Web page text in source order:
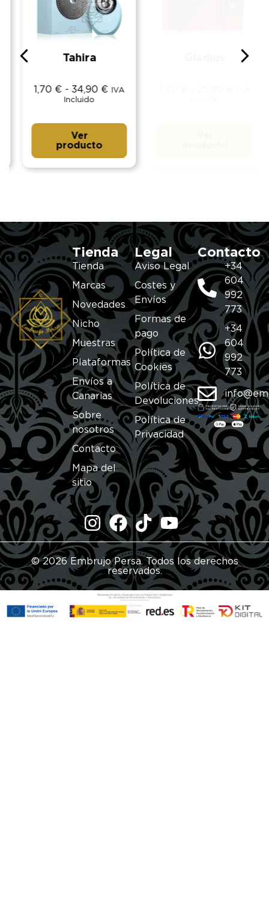
Tahira
1,70€ - 34,90€
IVA
Incluido
Ver
producto
Tienda
Tienda
Marcas
Novedades
Nicho
Muestras
Plataformas
Envíos a
Canarias
Sobre
nosotros
Contacto
Mapa del
sitio
Legal
Aviso Legal
Costes y
Envíos
Formas de
pago
Política de
Cookies
Política de
Devoluciones
Política de
Privacidad
Contacto
+34
604
992
773
+34
604
992
773
© 2026 Embrujo Persa. Todos los derechos
reservados.